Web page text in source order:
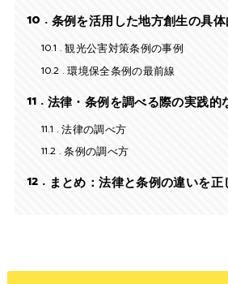
10
条例を活用した地方創生の具
10.1
観光公害対策条例の事例
10.2 環境保全条例の最前線
11
法律・条例を調べる際の実践的
11.1
法律の調べ方
11.2 条例の調べ方
12 まとめ：法律と条例の違いを正